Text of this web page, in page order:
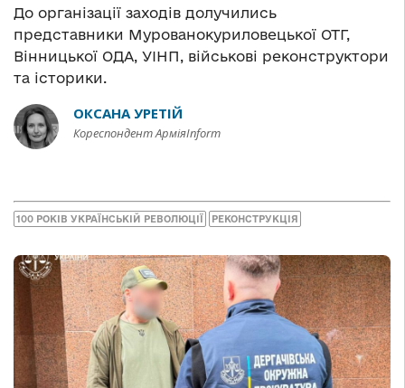
До організації заходів долучились
представники Мурованокуриловецької ОТГ,
Вінницької ОДА, УІНП, військові реконструктори
та історики.
ОКСАНА УРЕТІЙ
Кореспондент АрміяInform
100 РОКІВ УКРАЇНСЬКІЙ РЕВОЛЮЦІЇ РЕКОНСТРУКЦІЯ